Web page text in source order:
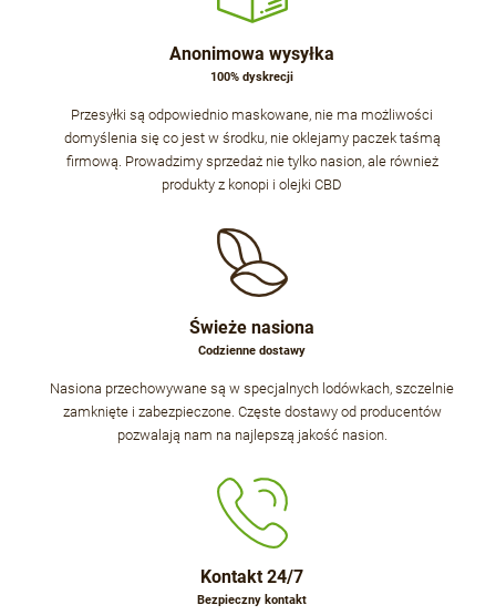
Anonimowa wysyłka
100% dyskrecji
Przesyłki są odpowiednio maskowane, nie ma możliwości
domyślenia się co jest w środku, nie oklejamy paczek taśmą
firmową. Prowadzimy sprzedaż nie tylko nasion, ale również
produkty z konopi i olejki CBD
Świeże nasiona
Codzienne dostawy
Nasiona przechowywane są w specjalnych lodówkach, szczelnie
zamknięte i zabezpieczone. Częste dostawy od producentów
pozwalają nam na najlepszą jakość nasion.
Kontakt 24/7
Bezpieczny kontakt